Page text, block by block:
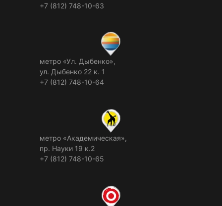
+7 (812) 748-10-63
метро «Ул. Дыбенко»,
ул. Дыбенко 22 к. 1
+7 (812) 748-10-64
метро «Академическая»,
пр. Науки 19 к.2
+7 (812) 748-10-65